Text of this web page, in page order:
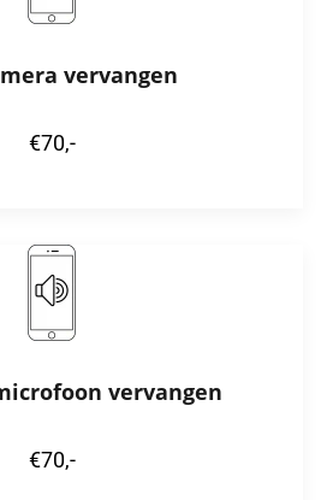
vervangen
€70,-
vervangen
€70,-